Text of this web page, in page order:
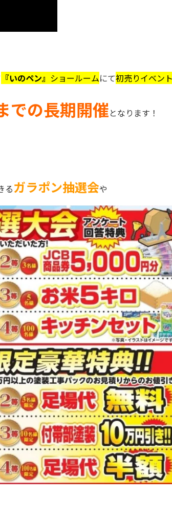
『いのペン』 ショールームにて初売りイベン
での長期開催となります！
るガラポン抽選会や